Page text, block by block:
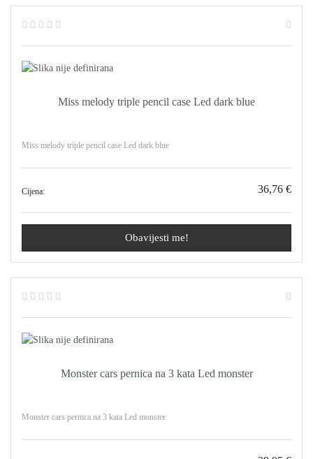
Miss melody triple pencil case Led dark blue
Miss melody triple pencil case Led dark blue
Cijena: 36,76 €
Obavijesti me!
Monster cars pernica na 3 kata Led monster
Monster cars pernica na 3 kata Led monster